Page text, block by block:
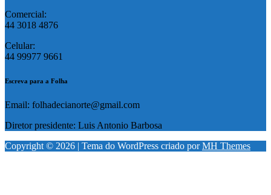
Comercial:
44 3018 4876
Celular:
44 99977 9661
Escreva para a Folha
Email: folhadecianorte@gmail.com
Diretor presidente: Luis Antonio Barbosa
Copyright © 2026 | Tema do WordPress criado porMH Themes